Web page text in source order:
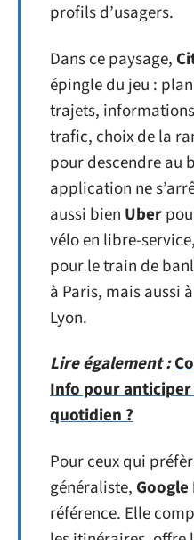
profils d’usagers.
Dans ce paysage,
épingle du jeu :
trajets,
trafic, choix de la
pour descendre au
application ne
aussi bien Uber
vélo en libre-
pour le train de
à Paris, mais aussi
Lyon.
Lire également :
Info pour
quotidien ?
Pour ceux qui
généraliste, Google
référence. Elle